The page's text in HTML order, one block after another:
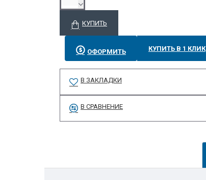
КУПИТЬ
ОФОРМИТЬ КУПИТЬ В 1 КЛИК
В ЗАКЛАДКИ
В СРАВНЕНИЕ